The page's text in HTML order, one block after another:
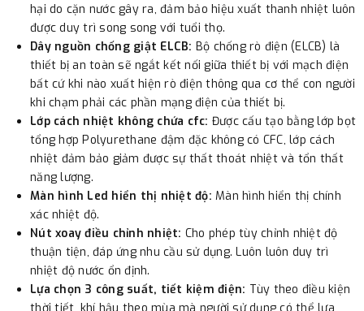
hại do cặn nước gây ra, đảm bảo hiệu xuất thanh nhiệt luôn
được duy trì song song với tuổi thọ.
Dây nguồn chống giật ELCB: Bộ chống rò điện (ELCB) là
thiết bị an toàn sẽ ngắt kết nối giữa thiết bị với mạch điện
bất cứ khi nào xuất hiện rò điện thông qua cơ thể con người
khi chạm phải các phần mạng điện của thiết bị.
Lớp cách nhiệt không chứa cfc: Được cấu tạo bằng lớp bọt
tổng hợp Polyurethane đậm đặc không có CFC, lớp cách
nhiệt đảm bảo giảm được sự thất thoát nhiệt và tổn thất
năng lượng.
Màn hình Led hiển thị nhiệt độ: Màn hình hiển thị chính
xác nhiệt độ.
Nút xoay điều chỉnh nhiệt: Cho phép tùy chỉnh nhiệt độ
thuận tiện, đáp ứng nhu cầu sử dụng. Luôn luôn duy trì
nhiệt độ nước ổn định.
Lựa chọn 3 công suất, tiết kiệm điện: Tùy theo điều kiện